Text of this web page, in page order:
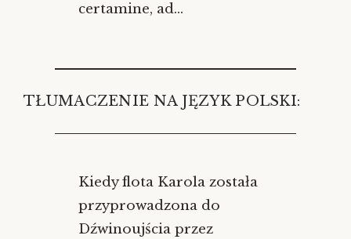
certamine, ad…
TŁUMACZENIE NA JĘZYK POLSKI:
Kiedy flota Karola została
przyprowadzona do
Dźwinoujścia przez